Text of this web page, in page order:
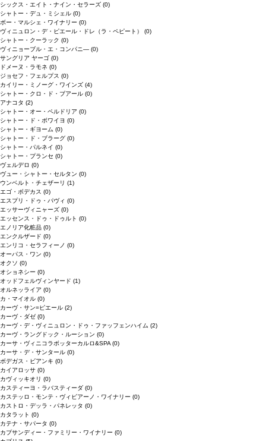
シックス・エイト・ナイン・セラーズ (0)
シャトー・デュ・ミシェル (0)
ボー・マルシェ・ワイナリー (0)
ヴィニュロン・デ・ピエール・ドレ（ラ・ペピート） (0)
シャトー・クーラック (0)
ヴィニョーブル・エ・コンパニ― (0)
サングリア ヤーゴ (0)
ドメーヌ・ラモネ (0)
ジョセフ・フェルプス (0)
カイリー・ミノーグ・ワインズ (4)
シャトー・クロ・ド・ブアール (0)
アナコタ (2)
シャトー・オー・ペルドリア (0)
シャトー・ド・ボワイヨ (0)
シャトー・ギヨーム (0)
シャトー・ド・ブラーグ (0)
シャトー・パルネイ (0)
シャトー・プランセ (0)
ヴェルデロ (0)
ヴュー・シャトー・セルタン (0)
ウンベルト・チェザーリ (1)
エゴ・ボデカス (0)
エスプリ・ドゥ・パヴィ (0)
エッサーヴィニャーズ (0)
エッセンス・ドゥ・ドゥルト (0)
エノリア化粧品 (0)
エンクルザード (0)
エンリコ・セラフィーノ (0)
オーパス・ワン (0)
オクソ (0)
オショネシー (0)
オッドフェルヴィンヤード (1)
オルネッライア (0)
カ・マイオル (0)
カーヴ・サン=ピエール (2)
カーヴ・ダゼ (0)
カーヴ・デ・ヴィニュロン・ドゥ・ファッフェンハイム (2)
カーヴ・ラングドック・ルーション (0)
カーサ・ヴィニコラボッターカルロ&SPA (0)
カーサ・デ・サンタール (0)
ボデガス・ビアンキ (0)
カイアロッサ (0)
カヴィッキオリ (0)
カスティーヨ・ラバスティーダ (0)
カステッロ・モンテ・ヴィビアーノ・ワイナリー (0)
カストロ・デッラ・パネレッタ (0)
カタラット (0)
カテナ・サパータ (0)
カプサンディー・ファミリー・ワイナリー (0)